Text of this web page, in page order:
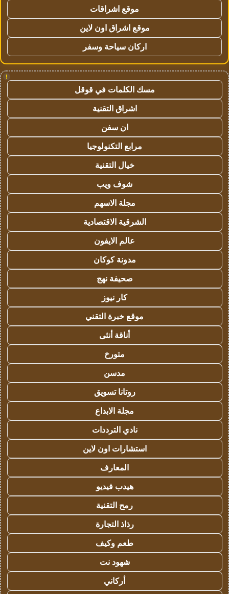
موقع اشراقات
موقع اشراق اون لاين
اركان سياحة وسفر
!
مسك الكلمات في قوقل
اشراق التقنية
ان سفن
مرابع التكنولوجيا
خيال التقنية
شوف ويب
مجلة الاسهم
الشرقية الاقتصادية
عالم الايفون
مدونة كوكان
صحيفة نهج
كار نيوز
موقع خبرة التقني
أناقة أنثى
متورخ
مدسن
روتانا تسويق
مجلة الابداع
نادي الترددات
استشارات اون لاين
المعارف
هيدب فيديو
رمح التقنية
رذاذ التجارة
طعم وكيف
شهود نت
أركاني